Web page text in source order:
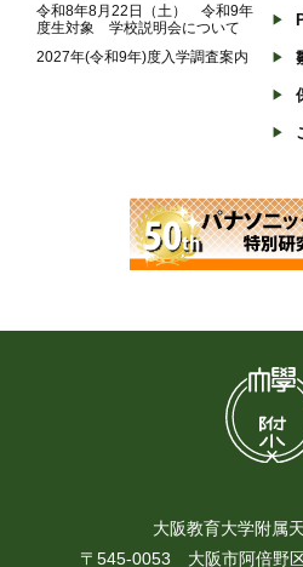
令和8年8月22日（土） 令和9年
度生対象 学校説明会について
2027年(令和9年)度入学調査案内
大阪教育大学附属
〒545-0053 大阪市阿倍野